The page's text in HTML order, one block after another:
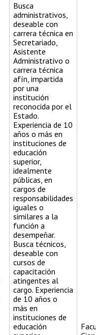
Busca
administrativos,
deseable con
carrera técnica en
Secretariado,
Asistente
Administrativo o
carrera técnica
afín, impartida
por una
institución
reconocida por el
Estado.
Experiencia de 10
años o más en
instituciones de
educación
superior,
idealmente
públicas, en
cargos de
responsabilidades
iguales o
similares a la
función a
desempeñar.
Busca técnicos,
deseable con
cursos de
capacitación
atingentes al
cargo. Experiencia
de 10 años o
más en
instituciones de
educación